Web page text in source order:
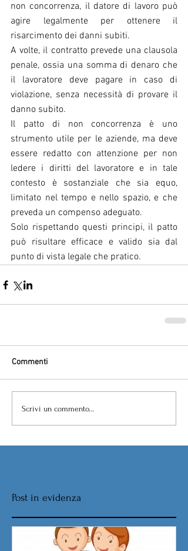
non concorrenza, il datore di lavoro può
agire legalmente per ottenere il
risarcimento dei danni subiti.
A volte, il contratto prevede una clausola
penale, ossia una somma di denaro che
il lavoratore deve pagare in caso di
violazione, senza necessità di provare il
danno subito.
Il patto di non concorrenza è uno
strumento utile per le aziende, ma deve
essere redatto con attenzione per non
ledere i diritti del lavoratore e in tale
contesto è sostanziale che sia equo,
limitato nel tempo e nello spazio, e che
preveda un compenso adeguato.
Solo rispettando questi principi, il patto
può risultare efficace e valido sia dal
punto di vista legale che pratico.
Commenti
Scrivi un commento...
Post in evidenza